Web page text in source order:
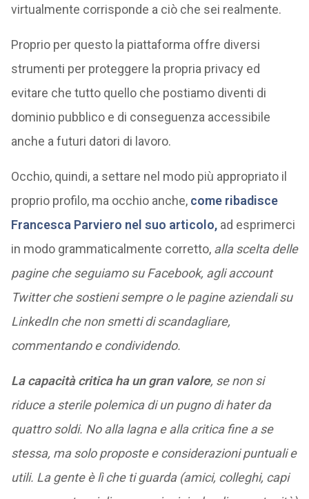
virtualmente corrisponde a ciò che sei realmente.
Proprio per questo la piattaforma offre diversi
strumenti per proteggere la propria privacy ed
evitare che tutto quello che postiamo diventi di
dominio pubblico e di conseguenza accessibile
anche a futuri datori di lavoro.
Occhio, quindi, a settare nel modo più appropriato il
proprio profilo, ma occhio anche, come ribadisce
Francesca Parviero nel suo articolo,ad esprimerci
in modo grammaticalmente corretto, alla scelta delle
pagine che seguiamo su Facebook, agli account
Twitter che sostieni sempre o le pagine aziendali su
LinkedIn che non smetti di scandagliare,
commentando e condividendo.
La capacità critica ha un gran valore, se non si
riduce a sterile polemica di un pugno di hater da
quattro soldi. No alla lagna e alla critica fine a se
stessa, ma solo proposte e considerazioni puntuali e
utili. La gente è lì che ti guarda (amici, colleghi, capi